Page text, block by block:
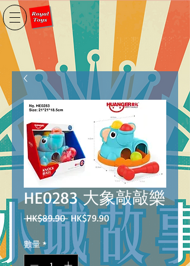
HE0283 大象敲敲樂
HK$89.90 一
價
格
HK$79.90促
銷
格
數量 *